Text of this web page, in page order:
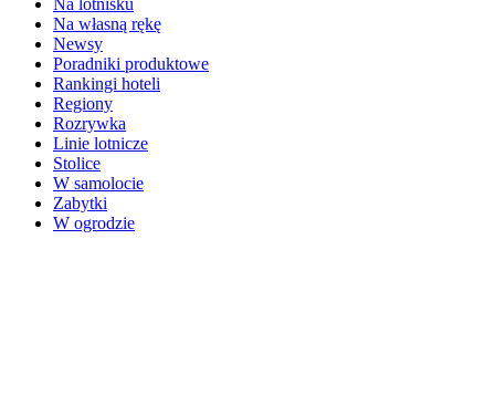
Na własną rękę
Newsy
Poradniki produktowe
Rankingi hoteli
Regiony
Rozrywka
Linie lotnicze
Stolice
W samolocie
Zabytki
W ogrodzie